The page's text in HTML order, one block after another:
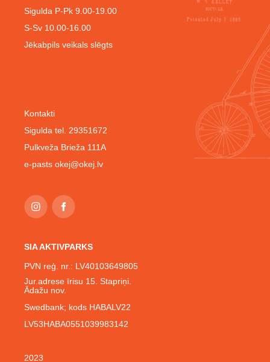
Kontakti
Sigulda tel. 29351672
Pulkveža Brieža 111A
e-pasts okej@okej.lv
Sigulda P-Pk 9.00-19.00
S-Sv 10.00-16.00
Jēkabpils veikals slēgts
SIA AKTIVPARKS
PVN reģ. nr.: LV40103649805
Jur.adrese īrisu 15. Stapriņi.
Ādažu nov.
Swedbank; kods HABALV22
LV53HABA0551039983142
2023